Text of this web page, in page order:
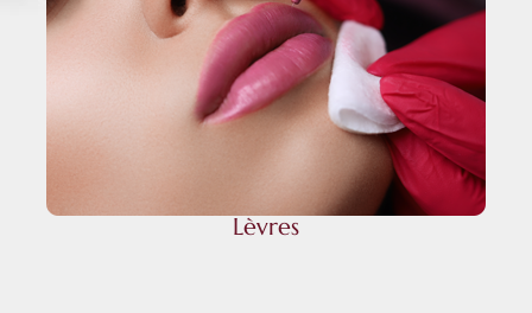
Lèvres